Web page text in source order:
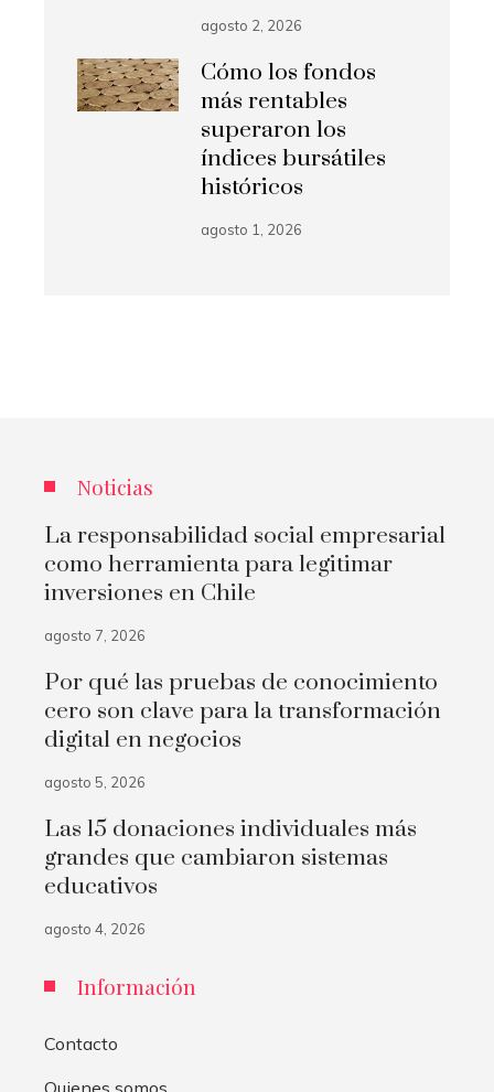
agosto 2, 2026
Cómo los fondos
más rentables
superaron los
índices bursátiles
históricos
agosto 1, 2026
Noticias
La responsabilidad social empresarial
como herramienta para legitimar
inversiones en Chile
agosto 7, 2026
Por qué las pruebas de conocimiento
cero son clave para la transformación
digital en negocios
agosto 5, 2026
Las 15 donaciones individuales más
grandes que cambiaron sistemas
educativos
agosto 4, 2026
Información
Contacto